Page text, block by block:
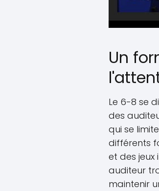
Un
Le 6-8 se
des
qui se
différents
et des
auditeur
maintenir